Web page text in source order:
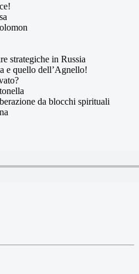
strategiche in Russia
e quello dell’Agnello!
da blocchi spirituali